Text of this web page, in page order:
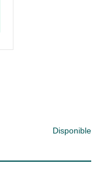
Disponible